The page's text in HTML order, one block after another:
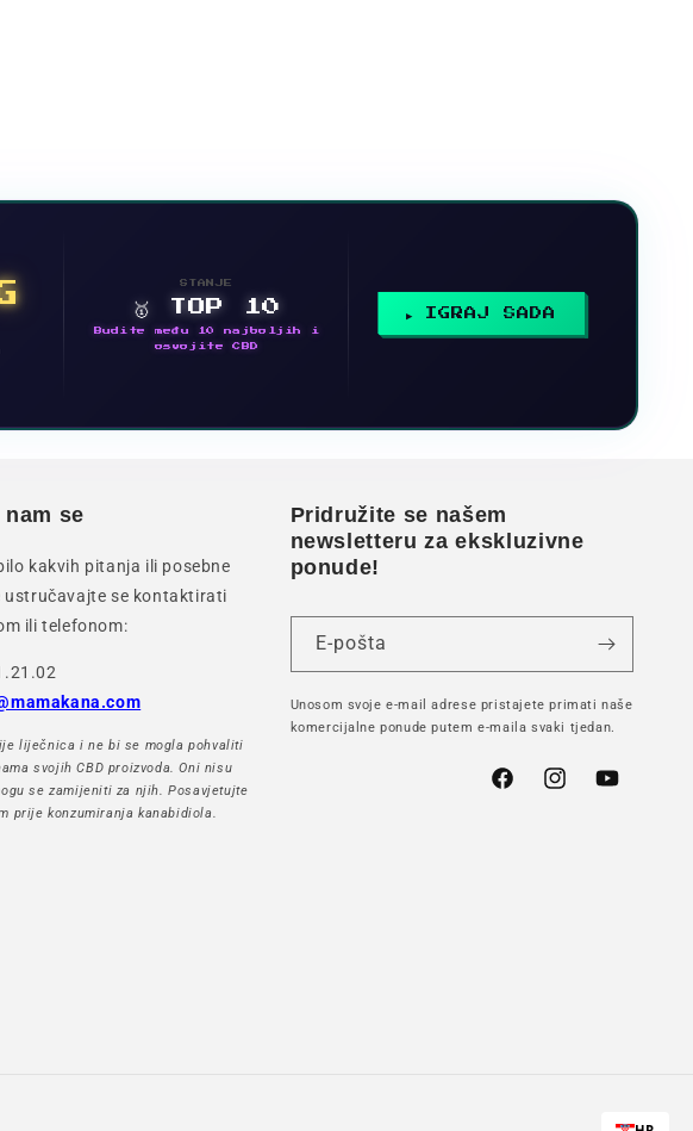
STANJE
🥇 TOP 10
Budite među 10 najboljih i
osvojite CBD
IGRAJ SADA
se
kakvih pitanja ili posebne
ustručavajte se kontaktirati
ili telefonom:
liječnica i ne bi se mogla pohvaliti
svojih CBD proizvoda. Oni nisu
se zamijeniti za njih. Posavjetujte
prije konzumiranja kanabidiola.
Pridružite se našem
newsletteru za ekskluzivne
ponude!
E-pošta
Unosom svoje e-mail adrese pristajete primati naše
komercijalne ponude putem e-maila svaki tjedan.
FacebookInstagramYouTube